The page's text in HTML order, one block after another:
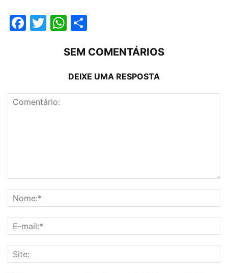
Facebook
TwitterWhatsApp
SEM COMENTÁRIOS
DEIXE UMA RESPOSTA